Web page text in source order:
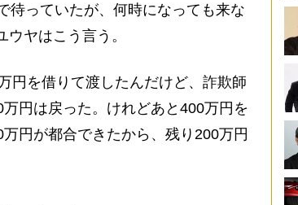
待っていたが、何時になっても来な
ヤはこう言う。
円を借りて渡したんだけど、詐欺師
円は戻った。けれどあと400万円を
円が都合できたから、残り200万円